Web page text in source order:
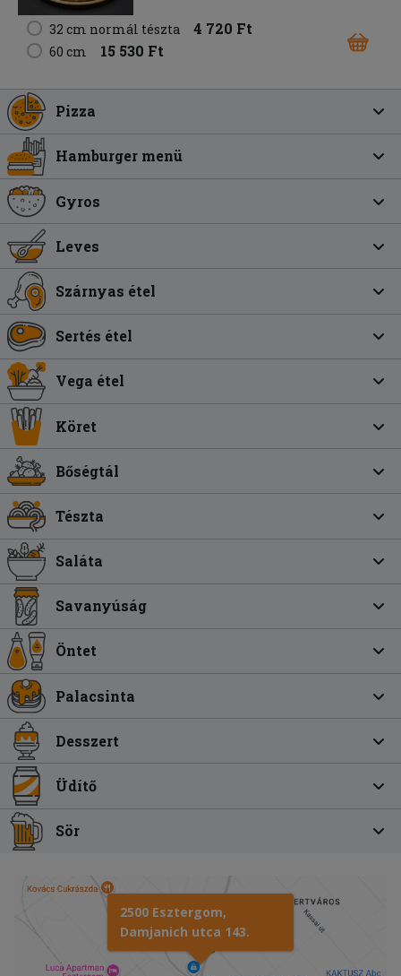
32 cm normál tészta 4 720 Ft
60 cm 15 530 Ft
Pizza
Hamburger menü
Gyros
Leves
Szárnyas étel
Sertés étel
Vega étel
Köret
Bőségtál
Tészta
Saláta
Savanyúság
Öntet
Palacsinta
Desszert
Üdítő
Sör
2500 Esztergom,
Damjanich utca 143.